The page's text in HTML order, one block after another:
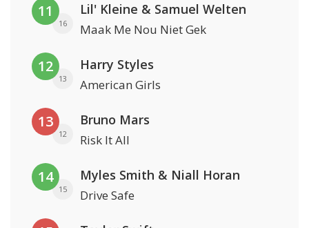
11
16
Lil' Kleine & Samuel Welten
Maak Me Nou Niet Gek
12
13
Harry Styles
American Girls
13
12
Bruno Mars
Risk It All
14
15
Myles Smith & Niall Horan
Drive Safe